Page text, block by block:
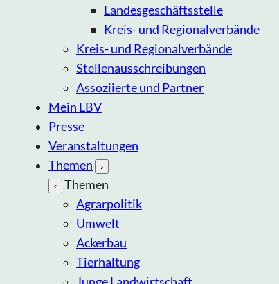
Landesgeschäftsstelle
Kreis- und Regionalverbände
Kreis- und Regionalverbände
Stellenausschreibungen
Assoziierte und Partner
Mein LBV
Presse
Veranstaltungen
Themen
›
‹
Themen
Agrarpolitik
Umwelt
Ackerbau
Tierhaltung